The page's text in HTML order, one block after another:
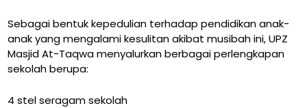
Sebagai bentuk kepedulian terhadap pendidikan anak-
anak yang mengalami kesulitan akibat musibah ini, UPZ
Masjid At-Taqwa menyalurkan berbagai perlengkapan
sekolah berupa:
4 stel seragam sekolah